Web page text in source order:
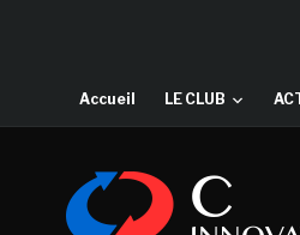
Accueil LE CLUB